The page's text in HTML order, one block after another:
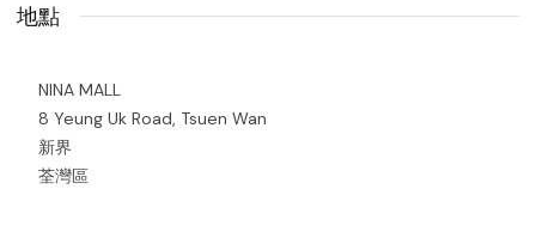
地點
NINA MALL
8 Yeung Uk Road, Tsuen Wan
新界
荃灣區